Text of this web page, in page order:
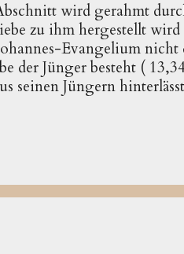
wird gerahmt
zu ihm hergestellt
Evangelium nicht
der Jünger besteht (
seinen Jüngern
– die Situation der
wie die Aussage zu
Blick ist nicht die